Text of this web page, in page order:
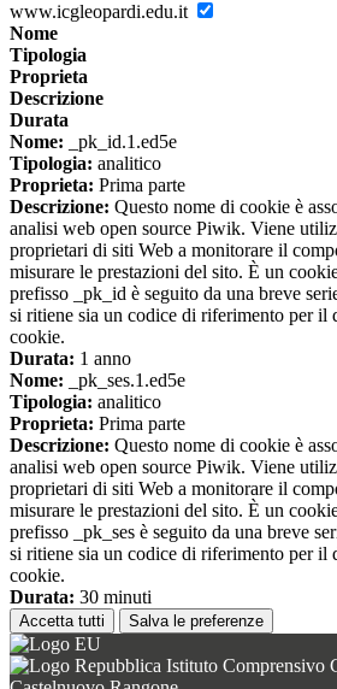
www.icgleopardi.edu.it
Nome
Tipologia
Proprieta
Descrizione
Durata
Nome: _pk_id.1.ed5e
Tipologia: analitico
Proprieta: Prima parte
Descrizione: Questo nome di cookie è
analisi web open source Piwik. Viene
proprietari di siti Web a monitorare il
misurare le prestazioni del sito. È un
prefisso _pk_id è seguito da una breve
si ritiene sia un codice di riferimento per il
cookie.
Durata: 1 anno
Nome: _pk_ses.1.ed5e
Tipologia: analitico
Proprieta: Prima parte
Descrizione: Questo nome di cookie è
analisi web open source Piwik. Viene
proprietari di siti Web a monitorare il
misurare le prestazioni del sito. È un
prefisso _pk_ses è seguito da una breve
si ritiene sia un codice di riferimento per il
cookie.
Durata: 30 minuti
Accetta tutti Salva le preferenze
Istituto Comprensivo